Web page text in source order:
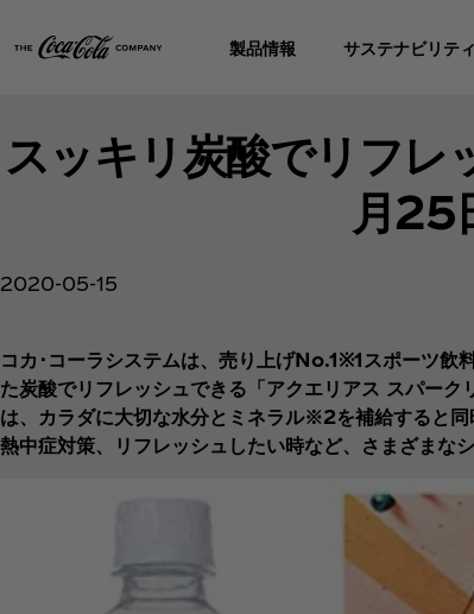
製品情報 サステナビリティ
スッキリ炭酸でリフ
月25
2020-05-15
コカ･コーラシステムは、売り上げNo.1※1スポーツ飲
た炭酸でリフレッシュできる「アクエリアス スパー
は、カラダに大切な水分とミネラル※2を補給すると
熱中症対策、リフレッシュしたい時など、さまざまな